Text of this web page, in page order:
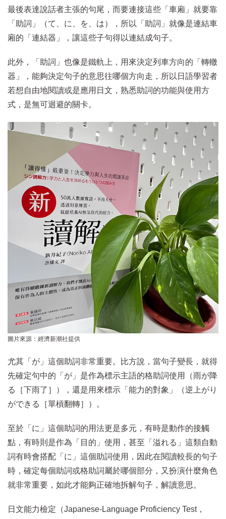
最後表達說話者主張的句尾，而要連接這些「車廂」就要靠
「助詞」（て、に、を、は），所以「助詞」就像是連結車
廂的「連結器」，讓這些子句得以連結成句子。
此外，「助詞」也像是鐵軌上，用來決定列車方向的「轉轍
器」，能夠決定句子的意思往哪個方向走，所以日語學習者
若想自由地閱讀或是應用日文，熟悉助詞的功能與使用方
式，是無可迴避的關卡。
圖片來源：經濟新潮社提供
尤其「が」這個助詞非常重要。比方說，當句子變長，就得
先確定句中的「が」是作為標示主語的格助詞使用（雨が降
る［下雨了］），還是用來標示「能力的對象」（逆上がり
ができる［單槓翻轉］）。
至於「に」這個助詞的用法更是多元，有時是動作的接觸
點，有時則是作為「目的」使用，甚至「溢れる」這類自動
詞有時會搭配「に」這個助詞使用，因此在閱讀較長的句子
時，確定每個助詞或格助詞屬於哪個部分，又扮演什麼角色
就非常重要，如此才能夠正確地拆解句子，解讀意思。
日文能力檢定（Japanese-Language Proficiency Test，